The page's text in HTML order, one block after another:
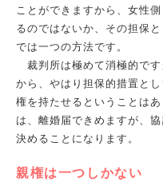
ことができますから、女性
るのではないか、その担保
では一つの方法です。
裁判所は極めて消極的です
から、やはり担保的措置と
権を持たせるということは
は、離婚届できめますが、
決めることになります。
親権は一つしかない